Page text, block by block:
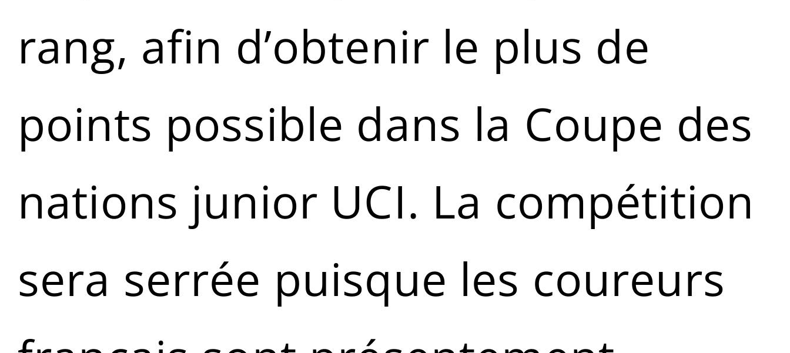
rang, afin d’obtenir le plus de
points possible dans la Coupe des
nations junior UCI. La compétition
sera serrée puisque les coureurs